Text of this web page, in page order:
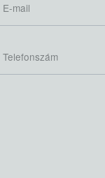
E-mail
Telefonszám